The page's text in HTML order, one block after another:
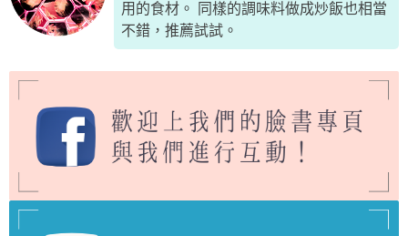
用的食材。 同樣的調味料做成炒飯也相當
不錯，推薦試試。